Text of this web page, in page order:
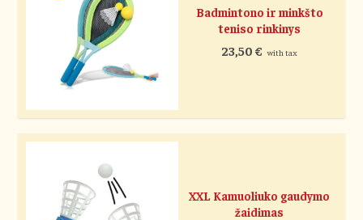
Badmintono ir minkšto
teniso rinkinys
23,50€ with tax
XXL Kamuoliuko gaudymo
žaidimas